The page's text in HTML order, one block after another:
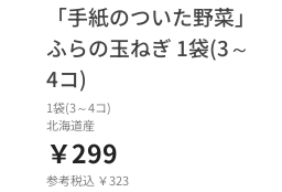
「手紙のついた野菜」
ふらの玉ねぎ 1袋(3～
4コ)
1袋(3～4コ)
北海道産
￥299
参考税込 ￥323